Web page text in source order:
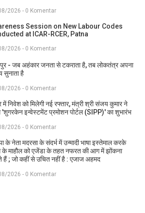
2026 - 0 Komentar
Session on New Labour Codes
at ICAR-RCER, Patna
2026 - 0 Komentar
- जब अहंकार जनता से टकराता है, तब लोकतंत्र अपना
सुनाता है
2026 - 0 Komentar
में निवेश को मिलेगी नई रफ्तार, मंत्री श्री संजय कुमार ने
'शुगरकेन इन्वेस्टमेंट प्रमोशन पोर्टल (SIPP)' का शुभारंभ
2026 - 0 Komentar
के नेता मदरसा के संदर्भ में उन्मादी भाषा इस्तेमाल करके
के माहौल को एजेंडा के तहत नफरत की आग में झोंकना
हैं ; जो कहीं से उचित नहीं है : एजाज अहमद
2026 - 0 Komentar